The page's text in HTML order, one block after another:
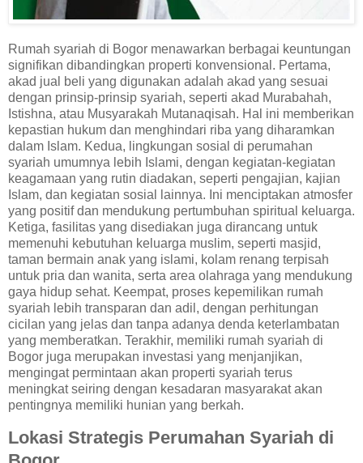
Rumah syariah di Bogor menawarkan berbagai keuntungan
signifikan dibandingkan properti konvensional. Pertama,
akad jual beli yang digunakan adalah akad yang sesuai
dengan prinsip-prinsip syariah, seperti akad Murabahah,
Istishna, atau Musyarakah Mutanaqisah. Hal ini memberikan
kepastian hukum dan menghindari riba yang diharamkan
dalam Islam. Kedua, lingkungan sosial di perumahan
syariah umumnya lebih Islami, dengan kegiatan-kegiatan
keagamaan yang rutin diadakan, seperti pengajian, kajian
Islam, dan kegiatan sosial lainnya. Ini menciptakan atmosfer
yang positif dan mendukung pertumbuhan spiritual keluarga.
Ketiga, fasilitas yang disediakan juga dirancang untuk
memenuhi kebutuhan keluarga muslim, seperti masjid,
taman bermain anak yang islami, kolam renang terpisah
untuk pria dan wanita, serta area olahraga yang mendukung
gaya hidup sehat. Keempat, proses kepemilikan rumah
syariah lebih transparan dan adil, dengan perhitungan
cicilan yang jelas dan tanpa adanya denda keterlambatan
yang memberatkan. Terakhir, memiliki rumah syariah di
Bogor juga merupakan investasi yang menjanjikan,
mengingat permintaan akan properti syariah terus
meningkat seiring dengan kesadaran masyarakat akan
pentingnya memiliki hunian yang berkah.
Lokasi Strategis Perumahan Syariah di